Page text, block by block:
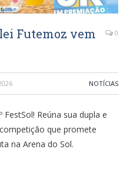
Futemoz vem
0
NOTÍCIAS
Reúna sua dupla e
que promete
na Arena do Sol.